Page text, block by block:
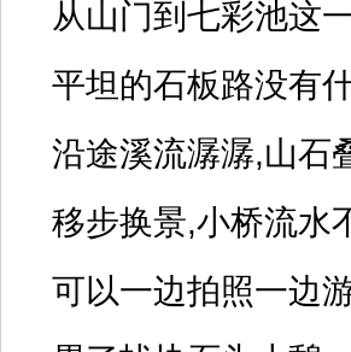
从山门到七彩池这
平坦的石板路没有
沿途溪流潺潺,山石
移步换景,小桥流水
可以一边拍照一边